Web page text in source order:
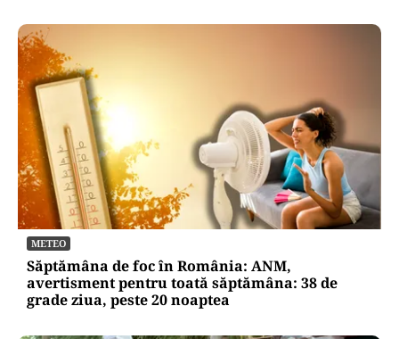
METEO
Săptămâna de foc în România: ANM,
avertisment pentru toată săptămâna: 38 de
grade ziua, peste 20 noaptea